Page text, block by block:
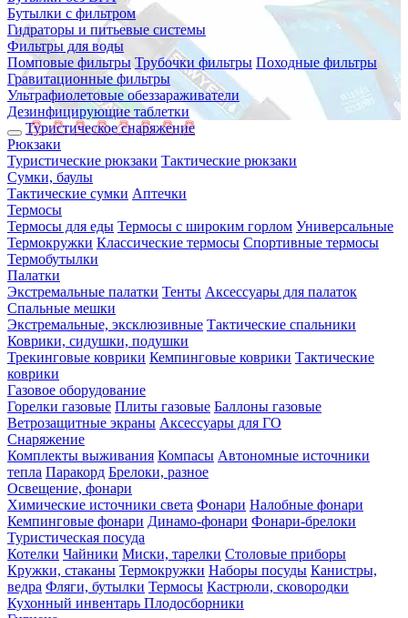
Бутылки с фильтром
Гидраторы и питьевые системы
Фильтры для воды
Помповые фильтры Трубочки фильтры Походные фильтры
Гравитационные фильтры
Ультрафиолетовые обеззараживатели
Дезинфицирующие таблетки
Туристическое снаряжение
Рюкзаки
Туристические рюкзаки Тактические рюкзаки
Сумки, баулы
Тактические сумки Аптечки
Термосы
Термосы для еды Термосы с широким горлом Универсальные
Термокружки Классические термосы Спортивные термосы
Термобутылки
Палатки
Экстремальные палатки Тенты Аксессуары для палаток
Спальные мешки
Экстремальные, эксклюзивные Тактические спальники
Коврики, сидушки, подушки
Трекинговые коврики Кемпинговые коврики Тактические
коврики
Газовое оборудование
Горелки газовые Плиты газовые Баллоны газовые
Ветрозащитные экраны Аксессуары для ГО
Снаряжение
Комплекты выживания Компасы Автономные источники
тепла Паракорд Брелоки, разное
Освещение, фонари
Химические источники света Фонари Налобные фонари
Кемпинговые фонари Динамо-фонари Фонари-брелоки
Туристическая посуда
Котелки Чайники Миски, тарелки Столовые приборы
Кружки, стаканы Термокружки Наборы посуды Канистры,
ведра Фляги, бутылки Термосы Кастрюли, сковородки
Кухонный инвентарь Плодосборники